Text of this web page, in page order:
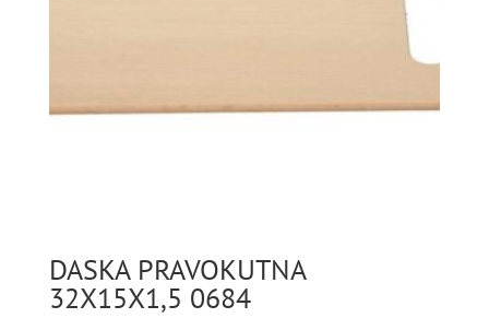
DASKA PRAVOKUTNA
32X15X1,5 0684